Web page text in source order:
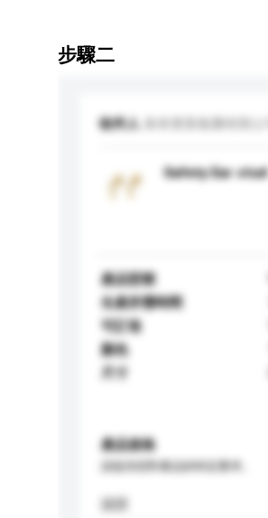
步驟二
收件人
Safety Ear stud
產品型號
生產所需時間
可訂造
顏色
產品規格
認證